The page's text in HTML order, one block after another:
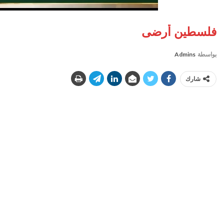
فلسطين أرضى
بواسطة Admins
شارك